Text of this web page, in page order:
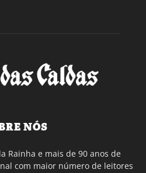
NÓS
Rainha e mais de 90 anos de
com maior número de leitores